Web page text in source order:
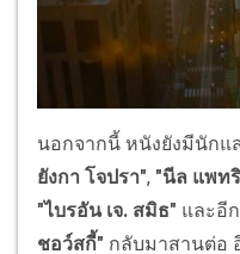
นอกจากนี้ หนังยังมีนักแ
ยังกา โจปรา", "นีล แพท
"ไบรอัน เจ. สมิธ" และอี
ชอว์สกี้" กลับมาสานต่อ